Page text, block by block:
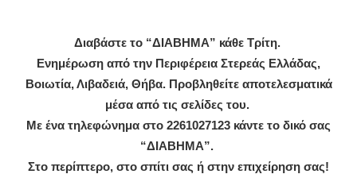
Διαβάστε το “ΔIABHMA” κάθε Τρίτη.
Ενημέρωση από την Περιφέρεια Στερεάς Ελλάδας,
Βοιωτία, Λιβαδειά, Θήβα. Προβληθείτε αποτελεσματικά
μέσα από τις σελίδες του.
Με ένα τηλεφώνημα στο 2261027123 κάντε το δικό σας
“ΔΙΑΒΗΜΑ”.
Στο περίπτερο, στο σπίτι σας ή στην επιχείρηση σας!